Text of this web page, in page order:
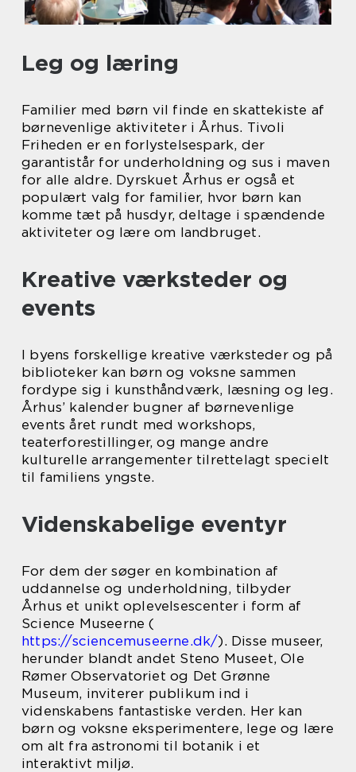
Leg og læring
Familier med børn vil finde en skattekiste af
børnevenlige aktiviteter i Århus. Tivoli
Friheden er en forlystelsespark, der
garantistår for underholdning og sus i maven
for alle aldre. Dyrskuet Århus er også et
populært valg for familier, hvor børn kan
komme tæt på husdyr, deltage i spændende
aktiviteter og lære om landbruget.
Kreative værksteder og
events
I byens forskellige kreative værksteder og på
biblioteker kan børn og voksne sammen
fordype sig i kunsthåndværk, læsning og leg.
Århus’ kalender bugner af børnevenlige
events året rundt med workshops,
teaterforestillinger, og mange andre
kulturelle arrangementer tilrettelagt specielt
til familiens yngste.
Videnskabelige eventyr
For dem der søger en kombination af
uddannelse og underholdning, tilbyder
Århus et unikt oplevelsescenter i form af
Science Museerne (
https://sciencemuseerne.dk/). Disse museer,
herunder blandt andet Steno Museet, Ole
Rømer Observatoriet og Det Grønne
Museum, inviterer publikum ind i
videnskabens fantastiske verden. Her kan
børn og voksne eksperimentere, lege og lære
om alt fra astronomi til botanik i et
interaktivt miljø.